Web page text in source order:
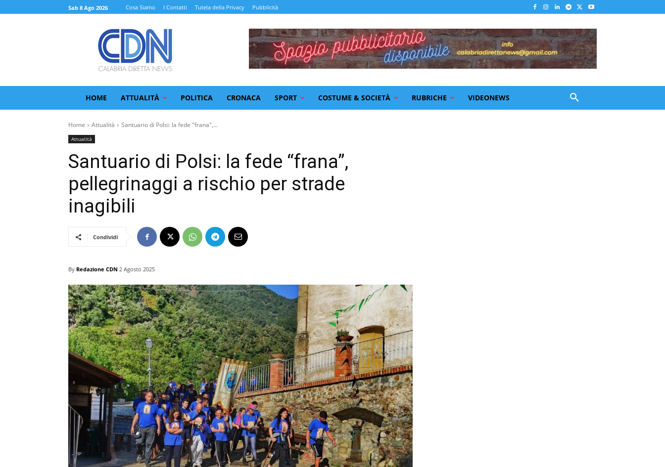
Sab 8 Ago 2026 Cosa Siamo I Contatti Tutela della Privacy Pubblicità
HOME ATTUALITÀ POLITICA CRONACA SPORT COSTUME & SOCIETÀ RUBRICHE VIDEONEWS
Home Attualità Santuario di Polsi: la fede "frana",...
Attualità
Santuario di Polsi: la fede “frana”,
pellegrinaggi a rischio per strade
inagibili
Condividi
By Redazione CDN 2 Agosto 2025